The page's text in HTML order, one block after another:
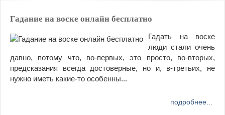
Гадание на воске онлайн бесплатно
Гадать на воске
люди стали очень
давно, потому что, во-первых, это просто, во-вторых,
предсказания всегда достоверные, но и, в-третьих, не
нужно иметь какие-то особенны...
подробнее...